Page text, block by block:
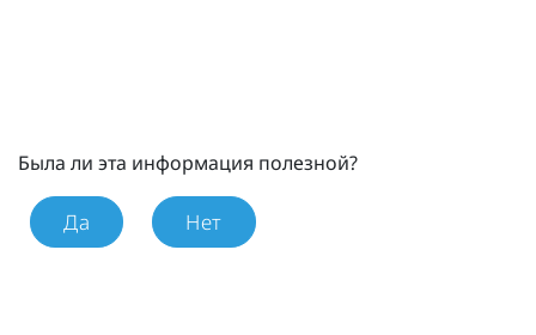
Была ли эта информация полезной?
Да Нет